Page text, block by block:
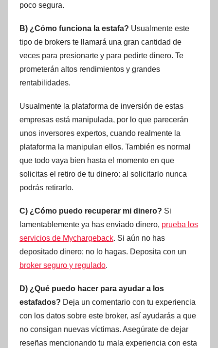
poco segura.
B) ¿Cómo funciona la estafa? Usualmente este
tipo de brokers te llamará una gran cantidad de
veces para presionarte y para pedirte dinero. Te
prometerán altos rendimientos y grandes
rentabilidades.
Usualmente la plataforma de inversión de estas
empresas está manipulada, por lo que parecerán
unos inversores expertos, cuando realmente la
plataforma la manipulan ellos. También es normal
que todo vaya bien hasta el momento en que
solicitas el retiro de tu dinero: al solicitarlo nunca
podrás retirarlo.
C) ¿Cómo puedo recuperar mi dinero? Si
lamentablemente ya has enviado dinero, prueba los
servicios de Mychargeback. Si aún no has
depositado dinero; no lo hagas. Deposita con un
broker seguro y regulado.
D) ¿Qué puedo hacer para ayudar a los
estafados? Deja un comentario con tu experiencia
con los datos sobre este broker, así ayudarás a que
no consigan nuevas víctimas. Asegúrate de dejar
reseñas mencionando tu mala experiencia con esta